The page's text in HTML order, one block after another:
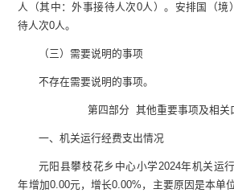
人（其中：外事接待人次0人）。安排国（境
待人次0人。
（三）需要说明的事项
不存在需要说明的事项。
第四部分 其他重要事项及相关
一、 机关运行经费支出情况
元阳县攀枝花乡中心小学2024年机关运
年增加0.00元，增长0.00% ， 主要原因是本单